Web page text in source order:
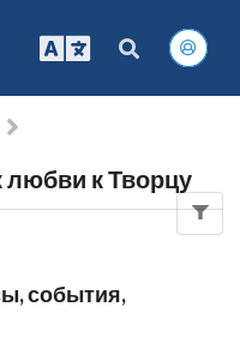
к Творцу
события,